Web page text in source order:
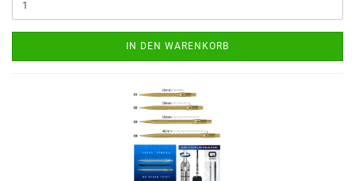
IN DEN WARENKORB